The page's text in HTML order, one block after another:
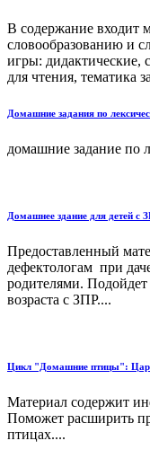
В содержание входит
словообразованию и
игры:
для чтения, тематика
Домашние задания по
домашние задание по
Домашнее здание для детей
Предоставленный
дефектологам при
родителями.
возраста с ЗПР....
Цикл "Домашние птицы":
Материал содержит
Поможет расширить
птицах....